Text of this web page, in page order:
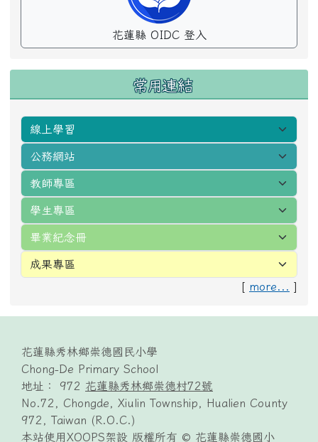
花蓮縣 OIDC 登入
常用連結
[ more... ]
頁尾區域內容
花蓮縣秀林鄉崇德國民小學
Chong-De Primary School
地址： 972 花蓮縣秀林鄉崇德村72號
No.72, Chongde, Xiulin Township, Hualien County
972, Taiwan (R.O.C.)
本站使用XOOPS架設 版權所有 © 花蓮縣崇德國小